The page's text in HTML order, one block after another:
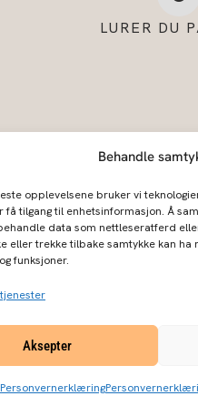
Behandle
opplevelsene bruker vi
få tilgang til enhetsinformasjon. Å
data som nettleseratferd
eller trekke tilbake samtykke kan ha
funksjoner.
Aksepter
Personvernerklæring
LURER DU